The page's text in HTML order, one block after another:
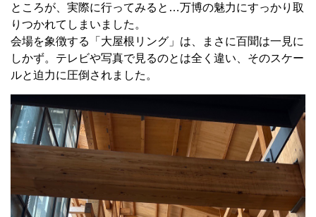
ところが、実際に行ってみると…万博の魅力にすっかり取
りつかれてしまいました。
会場を象徴する「大屋根リング」は、まさに百聞は一見に
しかず。テレビや写真で見るのとは全く違い、そのスケー
ルと迫力に圧倒されました。